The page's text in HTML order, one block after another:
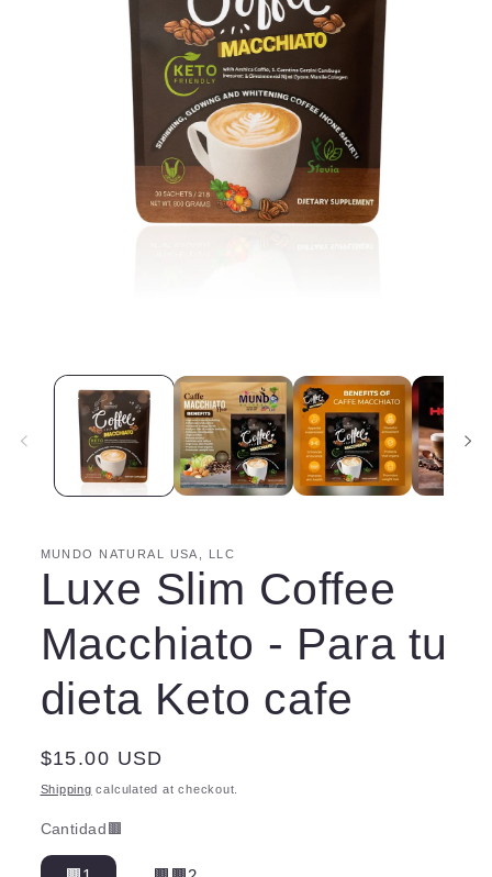
MUNDO NATURAL USA, LLC
Luxe Slim Coffee
Macchiato - Para tu
dieta Keto cafe
Regular
price
$15.00 USD
Shipping calculated at checkout.
Cantidad🟫